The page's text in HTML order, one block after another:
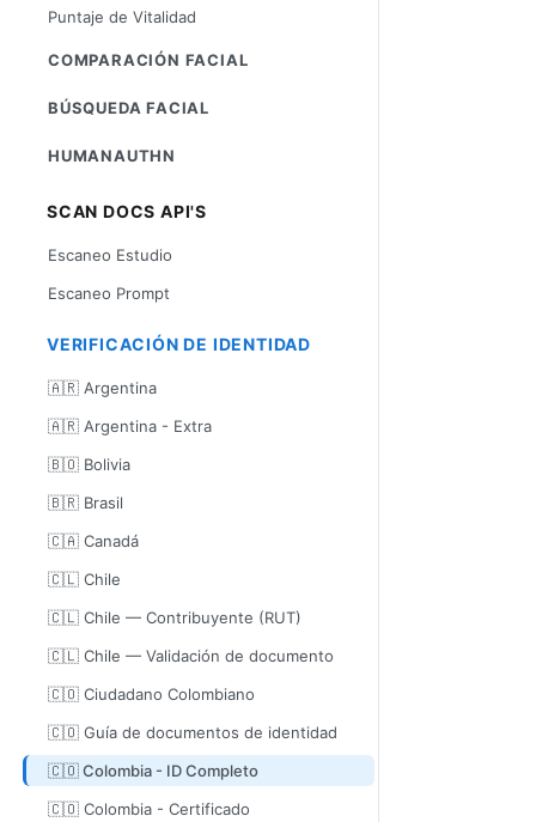
Puntaje de Vitalidad
COMPARACIÓN FACIAL
BÚSQUEDA FACIAL
HUMANAUTHN
SCAN DOCS API'S
Escaneo Estudio
Escaneo Prompt
VERIFICACIÓN DE IDENTIDAD
🇦🇷 Argentina
🇦🇷 Argentina - Extra
🇧🇴 Bolivia
🇧🇷 Brasil
🇨🇦 Canadá
🇨🇱 Chile
🇨🇱 Chile — Contribuyente (RUT)
🇨🇱 Chile — Validación de documento
🇨🇴 Ciudadano Colombiano
🇨🇴 Guía de documentos de identidad
🇨🇴 Colombia - ID Completo
🇨🇴 Colombia - Certificado